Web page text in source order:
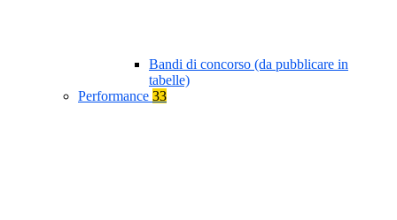
Bandi di concorso (da pubblicare in
tabelle)
Performance 33